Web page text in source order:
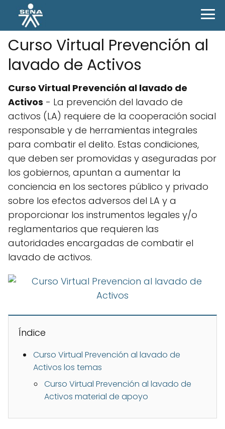
Curso Virtual Prevención al
lavado de Activos
Curso Virtual Prevención al lavado de
Activos - La prevención del lavado de
activos (LA) requiere de la cooperación social
responsable y de herramientas integrales
para combatir el delito. Estas condiciones,
que deben ser promovidas y aseguradas por
los gobiernos, apuntan a aumentar la
conciencia en los sectores público y privado
sobre los efectos adversos del LA y a
proporcionar los instrumentos legales y/o
reglamentarios que requieren las
autoridades encargadas de combatir el
lavado de activos.
Índice
Curso Virtual Prevención al lavado de
Activos los temas
Curso Virtual Prevención al lavado de
Activos material de apoyo